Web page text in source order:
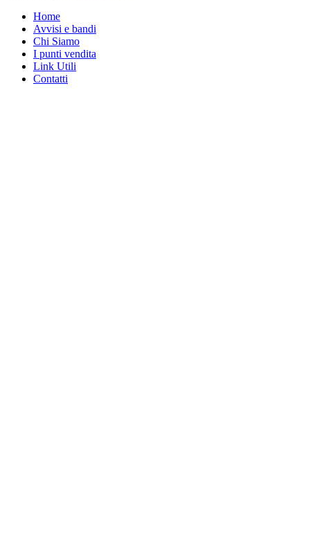
Home
Avvisi e bandi
Chi Siamo
I punti vendita
Link Utili
Contatti